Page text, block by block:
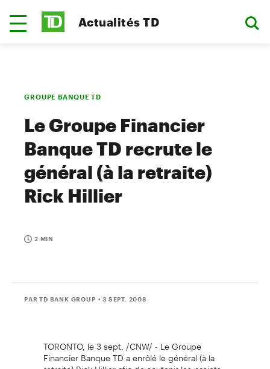
Actualités TD
GROUPE BANQUE TD
Le Groupe Financier
Banque TD recrute le
général (à la retraite)
Rick Hillier
2 MIN
PAR TD BANK GROUP • 3 SEPT. 2008
TORONTO, le 3 sept. /CNW/ - Le Groupe
Financier Banque TD a enrôlé le général (à la
retraite) Rick Hillier afin de soutenir les projets